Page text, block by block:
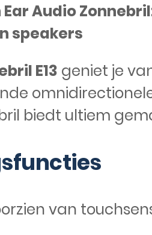
Ear Audio
speakers
E13 geniet je
biedt ultiem
van